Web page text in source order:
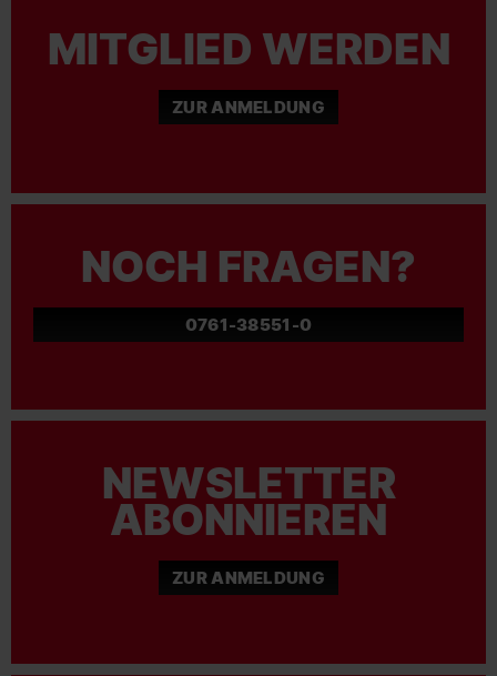
MITGLIED WERDEN
ZUR ANMELDUNG
NOCH FRAGEN?
0761-38551-0
NEWSLETTER
ABONNIEREN
ZUR ANMELDUNG